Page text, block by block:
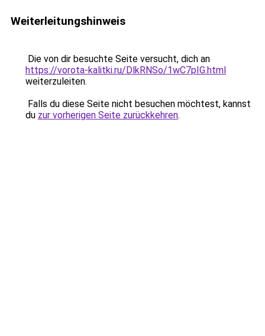
Weiterleitungshinweis
Die von dir besuchte Seite versucht, dich an
https://vorota-kalitki.ru/DlkRNSo/1wC7pIG.html
weiterzuleiten.
Falls du diese Seite nicht besuchen möchtest, kannst
du zur vorherigen Seite zurückkehren.